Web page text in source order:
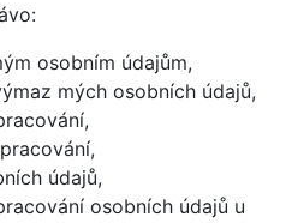
osobním údajům,
mých osobních údajů,
údajů,
osobních údajů u